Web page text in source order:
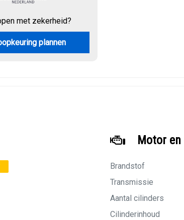
met zekerheid?
plannen
Motor
Brandstof
Transmissie
Aantal cilinders
Cilinderinhoud